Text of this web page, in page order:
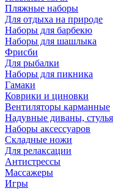
Пляжные наборы
Для отдыха на природе
Наборы для барбекю
Наборы для шашлыка
Фрисби
Для рыбалки
Наборы для пикника
Гамаки
Коврики и циновки
Вентиляторы карманные
Надувные диваны, стулья
Наборы аксессуаров
Складные ножи
Для релаксации
Антистрессы
Массажеры
Игры